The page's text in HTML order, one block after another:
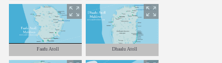
Faafu Atoll Dhaalu Atoll